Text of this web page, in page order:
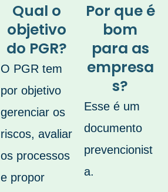
Qual o
objetivo
do PGR?
O PGR tem
por objetivo
gerenciar os
riscos, avaliar
os processos
e propor
Por que é
bom
para as
empresa
s?
Esse é um
documento
prevencionist
a.